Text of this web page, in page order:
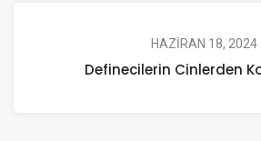
HAZIRAN 18, 2024
Definecilerin Cinlerden